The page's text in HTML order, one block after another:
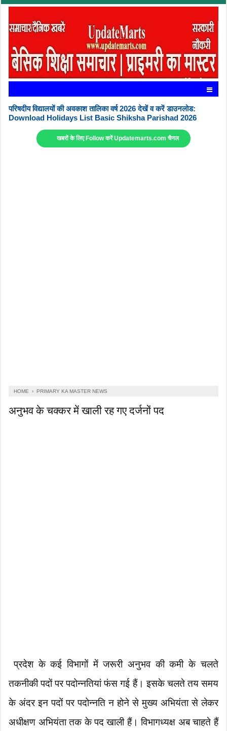
परिषदीय विद्यालयों की अवकाश तालिका वर्ष 2026 देखें व करें डाउनलोड:
Download Holidays List Basic Shiksha Parishad 2026
खबरों के लिए Follow करें Updatemarts.com चैनल
HOME › PRIMARY KA MASTER NEWS
अनुभव के चक्कर में खाली रह गए दर्जनों पद
प्रदेश के कई विभागों में जरूरी अनुभव की कमी के चलते
तकनीकी पदों पर पदोन्नतियां फंस गई हैं। इसके चलते तय समय
के अंदर इन पदों पर पदोन्नति न होने से मुख्य अभियंता से लेकर
अधीक्षण अभियंता तक के पद खाली हैं। विभागध्यक्ष अब चाहते हैं